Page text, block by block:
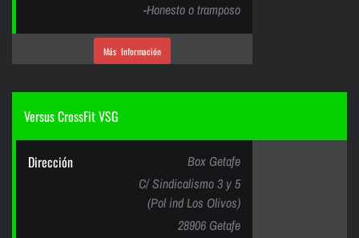
-Honesto o tramposo
Más Información
Versus CrossFit VSG
Dirección
Box Getafe
C/ Sindicalismo 3 y 5
(Pol ind Los Olivos)
28906 Getafe